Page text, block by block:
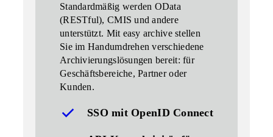
Standardmäßig werden OData
(RESTful), CMIS und andere
unterstützt. Mit easy archive stellen
Sie im Handumdrehen verschiedene
Archivierungslösungen bereit: für
Geschäfts­bereiche, Partner oder
Kunden.
SSO mit OpenID Connect